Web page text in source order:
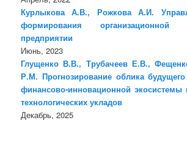
Курлыкова А.В., Рожкова А.И.
формирования
предприятии
Июнь, 2023
Глущенко В.В., Трубачеев Е.В.,
Р.М. Прогнозирование облика
финансово-инновационной экосистемы
технологических укладов
Декабрь, 2025